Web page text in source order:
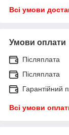
Всі умови
Умови оплати
Післяплата
Післяплата
Гарантійний
Всі умови